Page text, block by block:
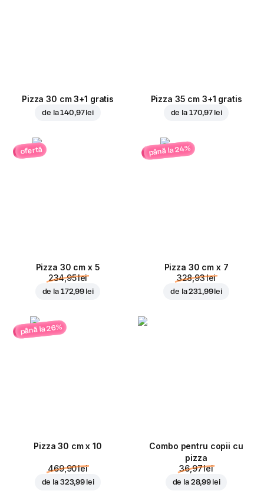
Pizza 30 cm 3+1 gratis
de la140,97 lei
Pizza 35 cm 3+1 gratis
de la 170,97 lei
ofertă
Pizza 30 cm x 5
234,95 lei
de la 172,99 lei
până la 24%
Pizza 30 cm x 7
328,93 lei
de la231,99 lei
până la 26%
Pizza 30 cm x 10
469,90 lei
de la 323,99 lei
Combo pentru copii cu
pizza
36,97 lei
de la 28,99 lei